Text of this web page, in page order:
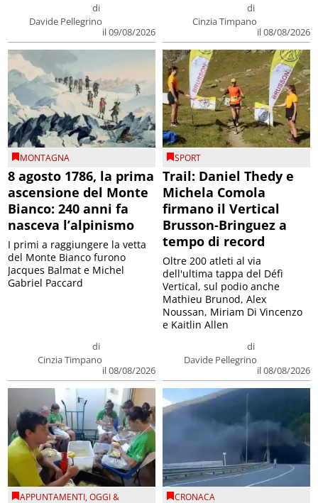
di
Davide Pellegrino
il 09/08/2026
di
Cinzia Timpano
il 08/08/2026
MONTAGNA
8 agosto 1786, la prima
ascensione del Monte
Bianco: 240 anni fa
nasceva l’alpinismo
di
Cinzia Timpano
il 08/08/2026
I primi a raggiungere la vetta
del Monte Bianco furono
Jacques Balmat e Michel
Gabriel Paccard
SPORT
Trail: Daniel Thedy e
Michela Comola
firmano il Vertical
Brusson-Bringuez a
tempo di record
di
Davide Pellegrino
il 08/08/2026
Oltre 200 atleti al via
dell'ultima tappa del Défì
Vertical, sul podio anche
Mathieu Brunod, Alex
Noussan, Miriam Di Vincenzo
e Kaitlin Allen
APPUNTAMENTI,OGGI &
CRONACA